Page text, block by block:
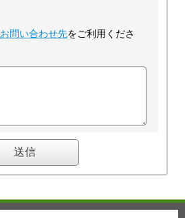
お問い合わせ先をご利用くださ